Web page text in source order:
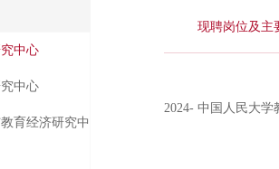
中心
中心
育经济研究中
现聘岗位及主
2024- 中国人民大学